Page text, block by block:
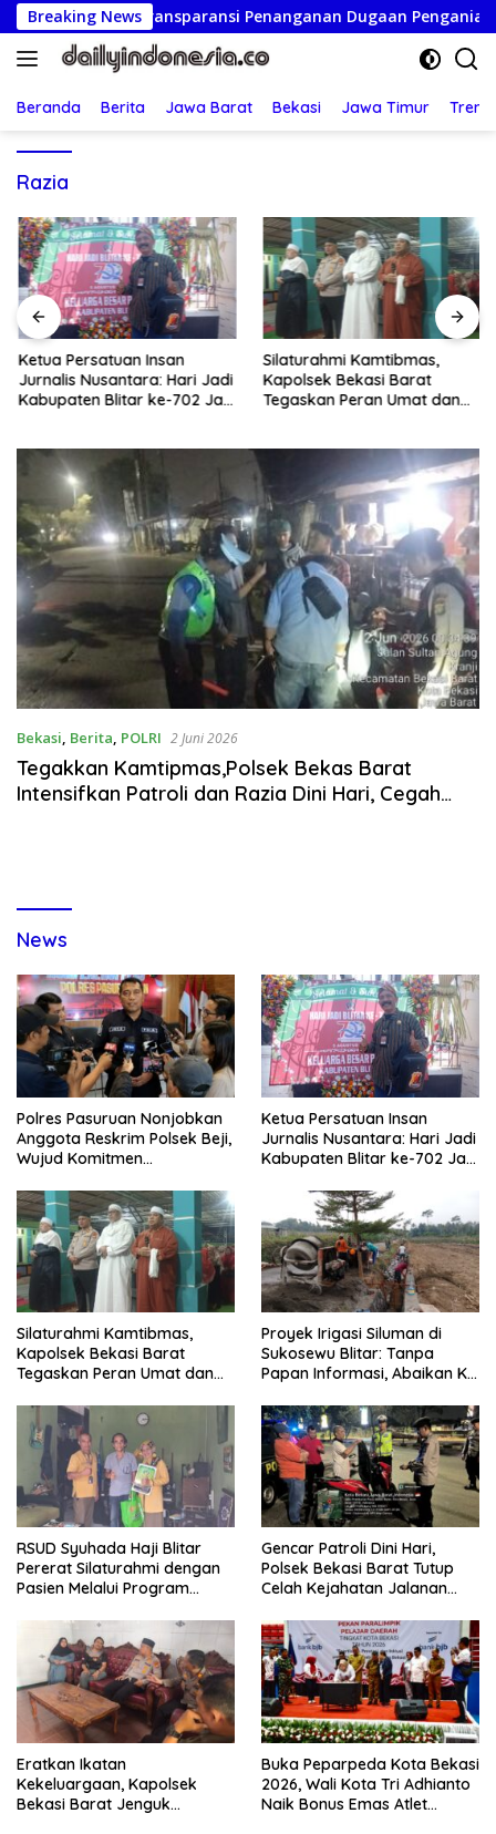
Langsung
ke
konten
Breaking News
Transparansi Penanganan Dugaan Penganiayaan
Beranda Berita Jawa Barat Bekasi Jawa Timur
Razia
Ketua Persatuan Insan
Jurnalis Nusantara: Hari Jadi
Kabupaten Blitar ke-702 Jadi
Silaturahmi Kamtibmas,
Kapolsek Bekasi Barat
Tegaskan Peran Umat dan
Bekasi, Berita, POLRI 2 Juni 2026
Tegakkan Kamtipmas,Polsek Bekas Barat
Intensifkan Patroli dan Razia Dini Hari, Cegah
News
Polres Pasuruan Nonjobkan
Anggota Reskrim Polsek Beji,
Wujud Komitmen
Dugaan Penganiayaan
Ketua Persatuan Insan
Jurnalis Nusantara: Hari Jadi
Kabupaten Blitar ke-702 Jadi
Pembangunan
Silaturahmi Kamtibmas,
Kapolsek Bekasi Barat
Tegaskan Peran Umat dan
Kondusivitas Wilayah
Proyek Irigasi Siluman di
Sukosewu Blitar: Tanpa
Papan Informasi, Abaikan K3,
Tanggung Jawab
RSUD Syuhada Haji Blitar
Pererat Silaturahmi dengan
Pasien Melalui Program
Gencar Patroli Dini Hari,
Polsek Bekasi Barat Tutup
Celah Kejahatan Jalanan
Eratkan Ikatan
Kekeluargaan, Kapolsek
Bekasi Barat Jenguk
Buka Peparpeda Kota Bekasi
2026, Wali Kota Tri Adhianto
Naik Bonus Emas Atlet